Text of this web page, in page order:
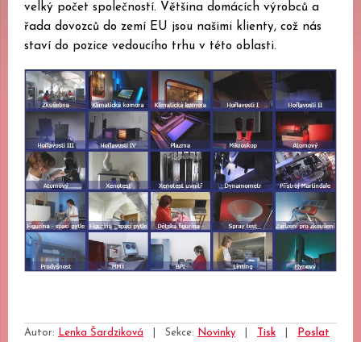
velký počet společností. Většina domácích výrobců a
řada dovozců do zemí EU jsou našimi klienty, což nás
staví do pozice vedoucího trhu v této oblasti.
Autor: Lenka Šardziková Sekce: Novinky Tisk
Poslat